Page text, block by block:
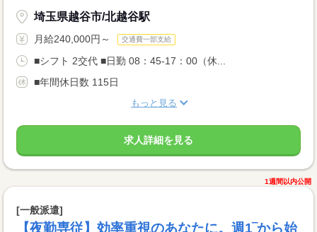
埼玉県越谷市/北越谷駅
月給240,000円～ 交通費一部支給
■シフト 2交代 ■日勤 08：45-17：00（休...
■年間休日数 115日
もっと見る
求人詳細を見る
1週間以内公開
[一般派遣]
【夜勤専従】効率重視のあなたに。週1‾から始